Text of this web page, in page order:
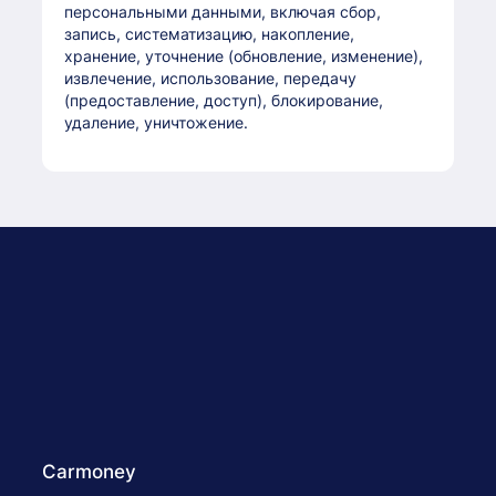
персональными данными, включая сбор,
запись, систематизацию, накопление,
хранение, уточнение (обновление, изменение),
извлечение, использование, передачу
(предоставление, доступ), блокирование,
удаление, уничтожение.
Carmoney